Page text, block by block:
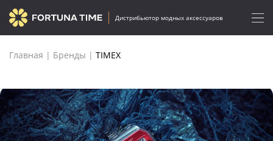
Дистрибьютор модных аксессуаров
Главная | Бренды | TIMEX